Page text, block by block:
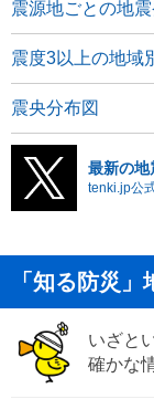
震源地ごとの地
震度3以上の地域
震央分布図
最新の地
tenki.jp公
「知る防災」
いざと
確かな